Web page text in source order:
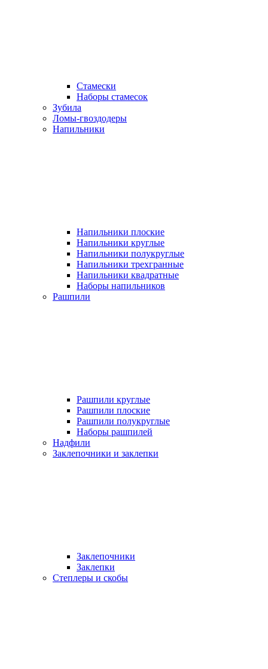
Стамески
Наборы стамесок
Зубила
Ломы-гвоздодеры
Напильники
Напильники плоские
Напильники круглые
Напильники полукруглые
Напильники трехгранные
Напильники квадратные
Наборы напильников
Рашпили
Рашпили круглые
Рашпили плоские
Рашпили полукруглые
Наборы рашпилей
Надфили
Заклепочники и заклепки
Заклепочники
Заклепки
Степлеры и скобы